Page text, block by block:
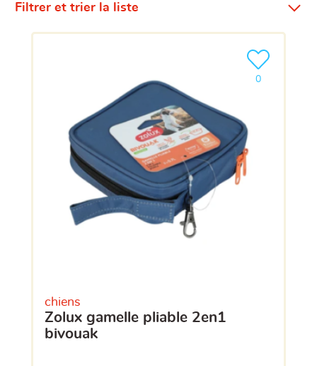
Filtrer et trier la liste
chiens
zolux gamelle pliable 2en1
bivouak
0
Ajouter le
clients ont